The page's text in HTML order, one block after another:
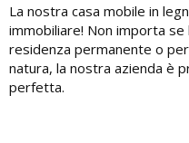
La nostra casa mobile in
immobiliare! Non importa
residenza permanente o
natura, la nostra azienda è
perfetta.